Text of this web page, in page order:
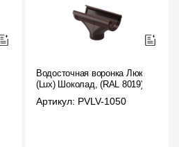
Водосточная воронка Люкс
(Lux) Шоколад, (RAL 8019)
Артикул: PVLV-1050